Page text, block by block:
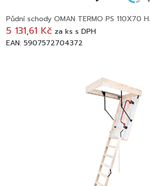
Půdní schody OMAN TERMO PS 110X70
5 131,61 Kč za ks s DPH
EAN: 5907572704372